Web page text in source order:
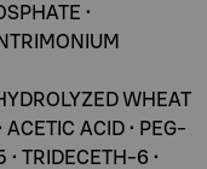
•
WHEAT
ACETIC ACID • PEG-
• TRIDECETH-6 •